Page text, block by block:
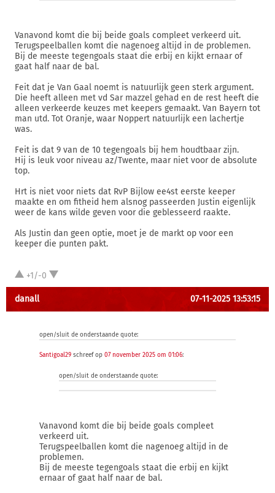
Vanavond komt die bij beide goals compleet verkeerd uit.
Terugspeelballen komt die nagenoeg altijd in de problemen.
Bij de meeste tegengoals staat die erbij en kijkt ernaar of
gaat half naar de bal.
Feit dat je Van Gaal noemt is natuurlijk geen sterk argument.
Die heeft alleen met vd Sar mazzel gehad en de rest heeft die
alleen verkeerde keuzes met keepers gemaakt. Van Bayern tot
man utd. Tot Oranje, waar Noppert natuurlijk een lachertje
was.
Feit is dat 9 van de 10 tegengoals bij hem houdtbaar zijn.
Hij is leuk voor niveau az/Twente, maar niet voor de absolute
top.
Hrt is niet voor niets dat RvP Bijlow ee4st eerste keeper
maakte en om fitheid hem alsnog passeerden Justin eigenlijk
weer de kans wilde geven voor die geblesseerd raakte.
Als Justin dan geen optie, moet je de markt op voor een
keeper die punten pakt.
+1/-0
danall 07-11-2025 13:53:15
open/sluit de onderstaande quote:
Santigoal29 schreef op 07 november 2025 om 01:06:
open/sluit de onderstaande quote:
Vanavond komt die bij beide goals compleet
verkeerd uit.
Terugspeelballen komt die nagenoeg altijd in de
problemen.
Bij de meeste tegengoals staat die erbij en kijkt
ernaar of gaat half naar de bal.